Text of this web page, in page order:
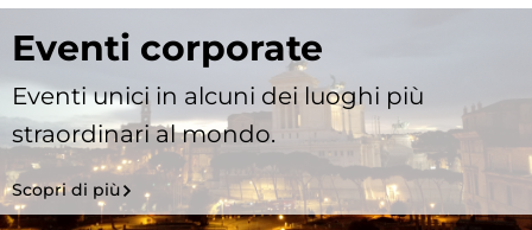
Eventi corporate
Eventi unici in alcuni dei luoghi più
straordinari al mondo.
Scopri di più